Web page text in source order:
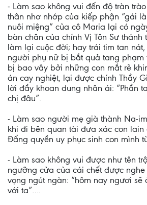
- Làm sao không vui đến độ tràn
thân nhơ nhớp của kiếp phận “gái
nuôi miệng” của cô Maria lại có
bàn chân của chính Vị Tôn Sư thánh
làm lại cuộc đời; hay trái tim tan
người phụ nữ bị bắt quả tang phạm
bị bao vây bởi những con mắt rẽ
án cay nghiệt, lại được chính Thầy
lời đầy khoan dung nhân ái: “Phần
chị đâu”.
- Làm sao người mẹ già thành Na-
khi đi bên quan tài đưa xác con
Đấng quyền uy phục sinh con mình
- Làm sao không vui được như tên
ngưỡng cửa của cái chết được
vọng ngút ngàn: “hôm nay ngươi sẽ
với ta”….